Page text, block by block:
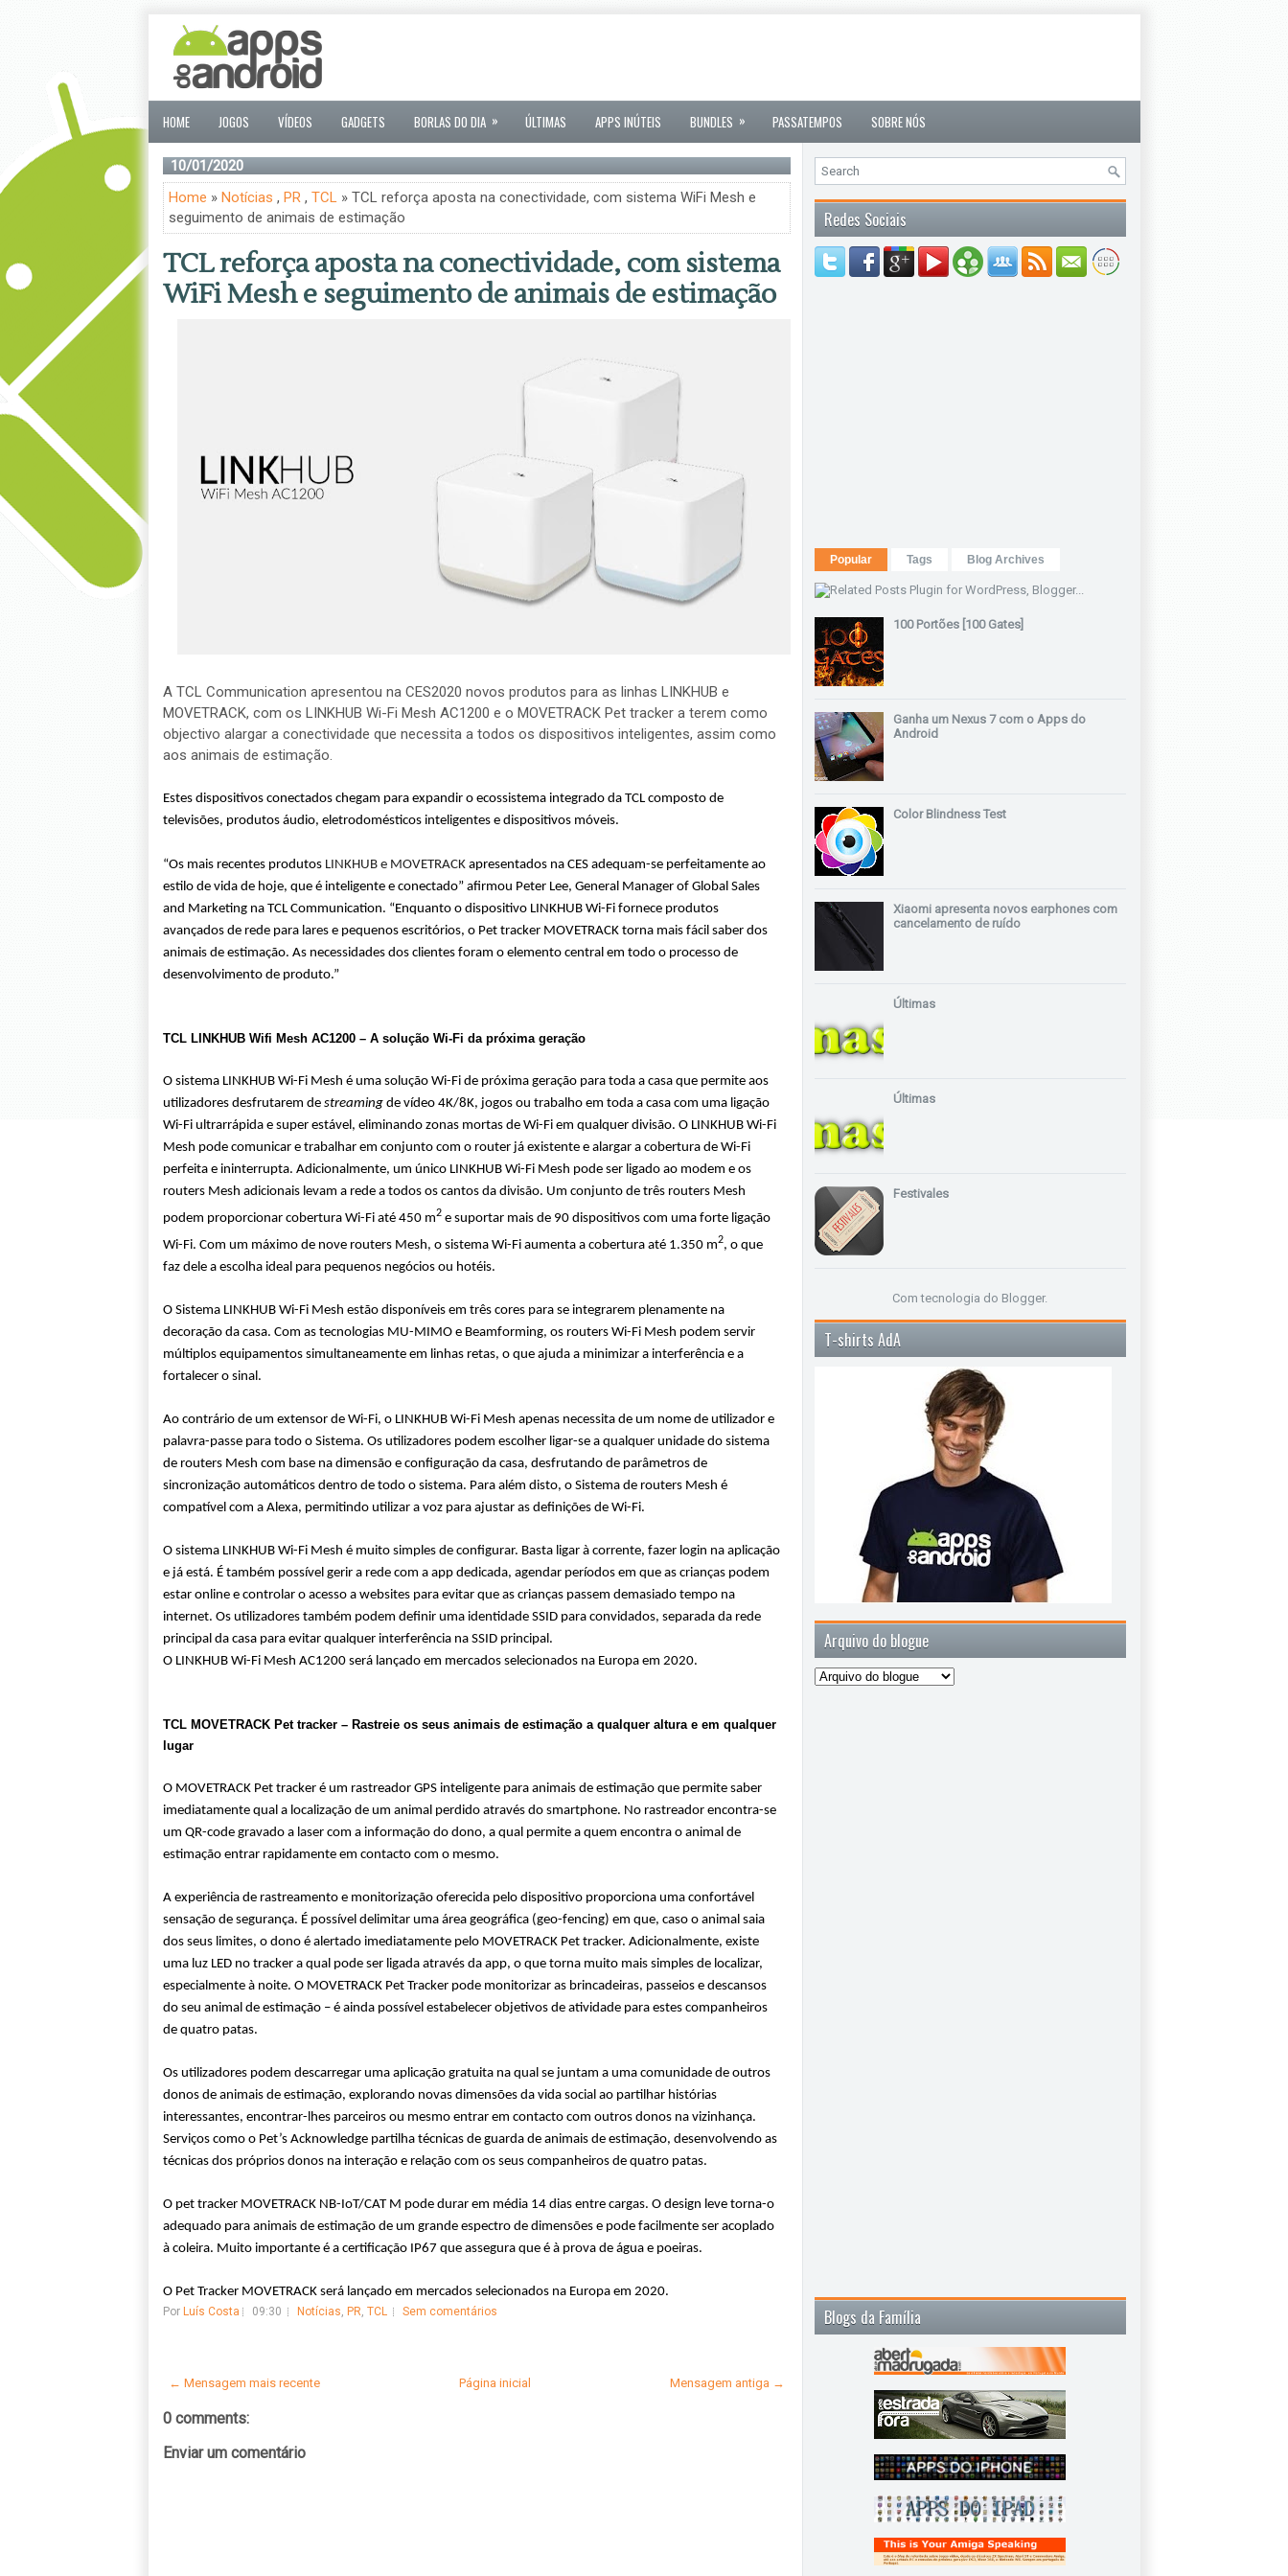
HOME JOGOS VÍDEOS GADGETS BORLAS DO DIA » ÚLTIMAS APPS INÚTEIS BUNDLES » PASSATEMPOS SOBRE NÓS
10/01/2020
Home » Notícias , PR, TCL» TCL reforça aposta na conectividade, com sistema WiFi Mesh e
seguimento de animais de estimação
TCL reforça aposta na conectividade, com sistema
WiFi Mesh e seguimento de animais de estimação
A TCL Communication apresentou na CES2020 novos produtos para as linhas LINKHUB e
MOVETRACK, com os LINKHUB Wi-Fi Mesh AC1200 e o MOVETRACK Pet tracker a terem como
objectivo alargar a conectividade que necessita a todos os dispositivos inteligentes, assim como
aos animais de estimação.
Estes dispositivos conectados chegam para expandir o ecossistema integrado da TCL composto de
televisões, produtos áudio, eletrodomésticos inteligentes e dispositivos móveis.
“Os mais recentes produtos LINKHUB e MOVETRACKapresentados na CES adequam-se perfeitamente ao
estilo de vida de hoje, que é inteligente e conectado” afirmou Peter Lee, General Manager of Global Sales
and Marketing na TCL Communication. “Enquanto o dispositivo LINKHUB Wi-Fi fornece produtos
avançados de rede para lares e pequenos escritórios, o Pet tracker MOVETRACK torna mais fácil saber dos
animais de estimação. As necessidades dos clientes foram o elemento central em todo o processo de
desenvolvimento de produto.”
TCL LINKHUB Wifi Mesh AC1200 – A solução Wi-Fi da próxima geração
O sistema LINKHUB Wi-Fi Mesh é uma solução Wi-Fi de próxima geração para toda a casa que permite aos
utilizadores desfrutarem de streaming de vídeo 4K/8K, jogos ou trabalho em toda a casa com uma ligação
Wi-Fi ultrarrápida e super estável, eliminando zonas mortas de Wi-Fi em qualquer divisão. O LINKHUB Wi-Fi
Mesh pode comunicar e trabalhar em conjunto com o router já existente e alargar a cobertura de Wi-Fi
perfeita e ininterrupta. Adicionalmente, um único LINKHUB Wi-Fi Mesh pode ser ligado ao modem e os
routers Mesh adicionais levam a rede a todos os cantos da divisão. Um conjunto de três routers Mesh
podem proporcionar cobertura Wi-Fi até 450 m2e suportar mais de 90 dispositivos com uma forte ligação
Wi-Fi. Com um máximo de nove routers Mesh, o sistema Wi-Fi aumenta a cobertura até 1.350 m2, o que
faz dele a escolha ideal para pequenos negócios ou hotéis.
O Sistema LINKHUB Wi-Fi Mesh estão disponíveis em três cores para se integrarem plenamente na
decoração da casa. Com as tecnologias MU-MIMO e Beamforming, os routers Wi-Fi Mesh podem servir
múltiplos equipamentos simultaneamente em linhas retas, o que ajuda a minimizar a interferência e a
fortalecer o sinal.
Ao contrário de um extensor de Wi-Fi, o LINKHUB Wi-Fi Mesh apenas necessita de um nome de utilizador e
palavra-passe para todo o Sistema. Os utilizadores podem escolher ligar-se a qualquer unidade do sistema
de routers Mesh com base na dimensão e configuração da casa, desfrutando de parâmetros de
sincronização automáticos dentro de todo o sistema. Para além disto, o Sistema de routers Mesh é
compatível com a Alexa, permitindo utilizar a voz para ajustar as definições de Wi-Fi.
O sistema LINKHUB Wi-Fi Mesh é muito simples de configurar. Basta ligar à corrente, fazer login na aplicação
e já está. É também possível gerir a rede com a app dedicada, agendar períodos em que as crianças podem
estar online e controlar o acesso a websites para evitar que as crianças passem demasiado tempo na
internet. Os utilizadores também podem definir uma identidade SSID para convidados, separada da rede
principal da casa para evitar qualquer interferência na SSID principal.
O LINKHUB Wi-Fi Mesh AC1200 será lançado em mercados selecionados na Europa em 2020.
TCL MOVETRACK Pet tracker – Rastreie os seus animais de estimação a qualquer altura e em qualquer
lugar
O MOVETRACK Pet tracker é um rastreador GPS inteligente para animais de estimação que permite saber
imediatamente qual a localização de um animal perdido através do smartphone. No rastreador encontra-se
um QR-code gravado a laser com a informação do dono, a qual permite a quem encontra o animal de
estimação entrar rapidamente em contacto com o mesmo.
A experiência de rastreamento e monitorização oferecida pelo dispositivo proporciona uma confortável
sensação de segurança. É possível delimitar uma área geográfica (geo-fencing) em que, caso o animal saia
dos seus limites, o dono é alertado imediatamente pelo MOVETRACK Pet tracker. Adicionalmente, existe
uma luz LED no tracker a qual pode ser ligada através da app, o que torna muito mais simples de localizar,
especialmente à noite. O MOVETRACK Pet Tracker pode monitorizar as brincadeiras, passeios e descansos
do seu animal de estimação – é ainda possível estabelecer objetivos de atividade para estes companheiros
de quatro patas.
Os utilizadores podem descarregar uma aplicação gratuita na qual se juntam a uma comunidade de outros
donos de animais de estimação, explorando novas dimensões da vida social ao partilhar histórias
interessantes, encontrar-lhes parceiros ou mesmo entrar em contacto com outros donos na vizinhança.
Serviços como o Pet’s Acknowledge partilha técnicas de guarda de animais de estimação, desenvolvendo as
técnicas dos próprios donos na interação e relação com os seus companheiros de quatro patas.
O pet tracker MOVETRACK NB-IoT/CAT M pode durar em média 14 dias entre cargas. O design leve torna-o
adequado para animais de estimação de um grande espectro de dimensões e pode facilmente ser acoplado
à coleira. Muito importante é a certificação IP67 que assegura que é à prova de água e poeiras.
O Pet Tracker MOVETRACK será lançado em mercados selecionados na Europa em 2020.
Por Luís Costa 09:30 Notícias PR TCL Sem comentários
← Mensagem mais recente Mensagem antiga →
Página inicial
0 comments:
Enviar um comentário
Redes Sociais
Popular Tags Blog Archives
100 Portões [100 Gates]
Ganha um Nexus 7 com o Apps do
Android
Color Blindness Test
Xiaomi apresenta novos earphones com
cancelamento de ruído
Últimas
Últimas
Festivales
Com tecnologia do Blogger.
T-shirts AdA
Arquivo do blogue
Blogs da Família